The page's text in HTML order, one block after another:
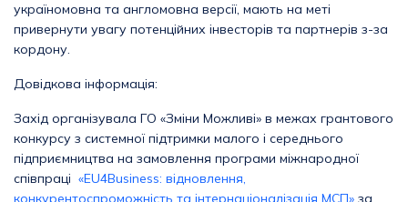
україномовна та англомовна версії, мають на меті
привернути увагу потенційних інвесторів та партнерів з-за
кордону.
Довідкова інформація:
Захід організувала ГО «Зміни Можливі» в межах грантового
конкурсу з системної підтримки малого і середнього
підприємництва на замовлення програми міжнародної
співпраці «EU4Business: відновлення,
конкурентоспроможність та інтернаціоналізація МСП» за